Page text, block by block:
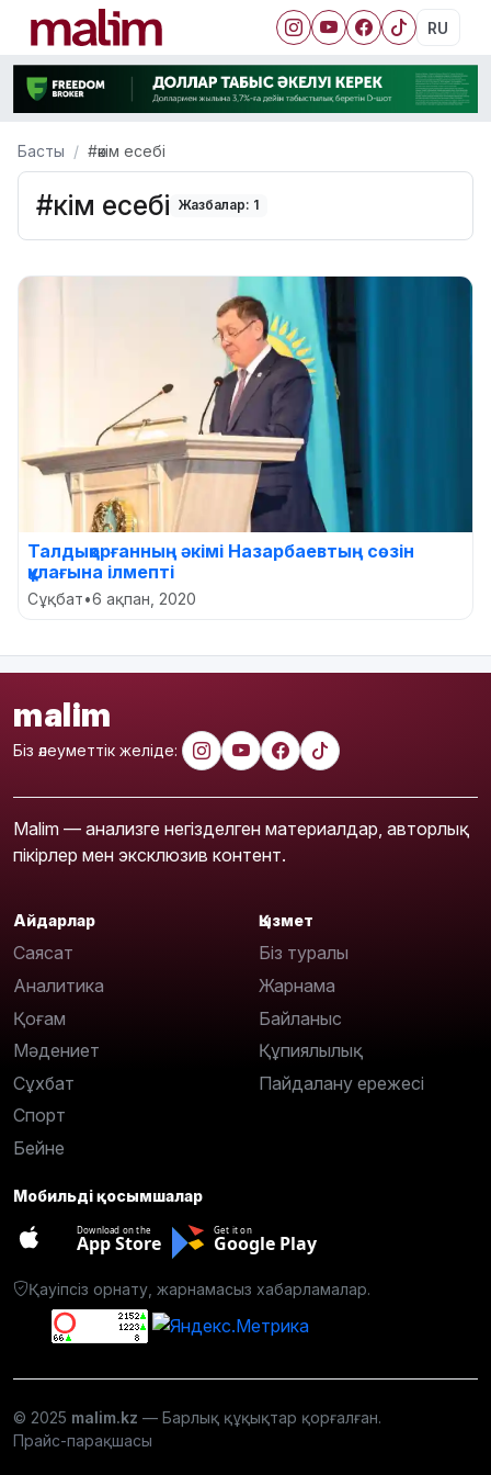
RU
Басты #әкім есебі
#әкім есебі Жазбалар: 1
Талдықорғанның әкімі Назарбаевтың сөзін
құлағына ілмепті
Сұқбат•6 ақпан, 2020
malim
Біз әлеуметтік желіде:
Malim — анализге негізделген материалдар, авторлық
пікірлер мен эксклюзив контент.
Айдарлар
Саясат
Аналитика
Қоғам
Мәдениет
Сұхбат
Спорт
Бейне
Қызмет
Біз туралы
Жарнама
Байланыс
Құпиялылық
Пайдалану ережесі
Мобильді қосымшалар
Download on the
App Store
Get it on
Google Play
Қауіпсіз орнату, жарнамасыз хабарламалар.
© 2025 malim.kz — Барлық құқықтар қорғалған.
Прайс-парақшасы